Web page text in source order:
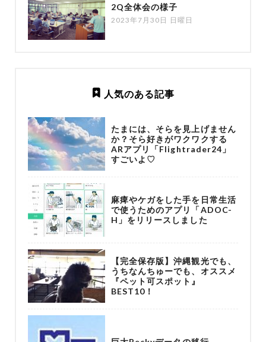
2Q全体会の様子
2023年7月30日 日曜日
人気のある記事
たまには、そらを見上げません
か？そら好きがワクワクする
ARアプリ「Flightrader24」
すごいよ♡
麻痺やケガをした手を日常生活
で使うためのアプリ「ADOC-
H」をリリースしました
【完全保存版】沖縄観光でも、
うちなんちゅーでも、オススメ
『ペット可スポット』
BEST10！